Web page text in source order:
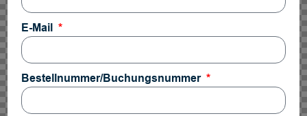
E-Mail
Bestellnummer/Buchungsnummer